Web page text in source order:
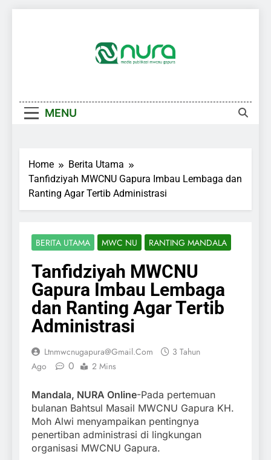
MENU
Home
Berita Utama
Tanfidziyah MWCNU Gapura Imbau Lembaga dan
Ranting Agar Tertib Administrasi
BERITA UTAMA MWC NU RANTING MANDALA
Tanfidziyah MWCNU
Gapura Imbau Lembaga
dan Ranting Agar Tertib
Administrasi
Ltnmwcnugapura@gmail.com
3 Tahun
Ago
0 2 Mins
Mandala, NURA Online-Pada pertemuan
bulanan Bahtsul Masail MWCNU Gapura KH.
Moh Alwi menyampaikan pentingnya
penertiban administrasi di lingkungan
organisasi MWCNU Gapura.